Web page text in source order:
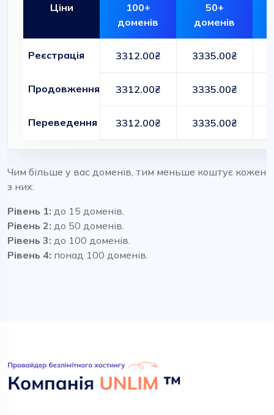
Ціни
100+
доменів
50+
доменів
Реєстрація 3312.00₴ 3335.00₴
Продовження 3312.00₴ 3335.00₴
Переведення 3312.00₴ 3335.00₴
Чим більше у вас доменів, тим меньше коштує кожен
з них:
Рівень 1: до 15 доменів.
Рівень 2: до 50 доменів.
Рівень 3: до 100 доменів.
Рівень 4: понад 100 доменів.